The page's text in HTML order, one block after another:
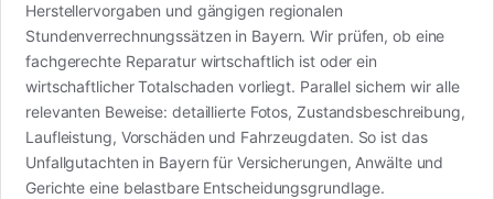
Herstellervorgaben und gängigen regionalen
Stundenverrechnungssätzen in Bayern. Wir prüfen, ob eine
fachgerechte Reparatur wirtschaftlich ist oder ein
wirtschaftlicher Totalschaden vorliegt. Parallel sichern wir alle
relevanten Beweise: detaillierte Fotos, Zustandsbeschreibung,
Laufleistung, Vorschäden und Fahrzeugdaten. So ist das
Unfallgutachten in Bayern für Versicherungen, Anwälte und
Gerichte eine belastbare Entscheidungsgrundlage.